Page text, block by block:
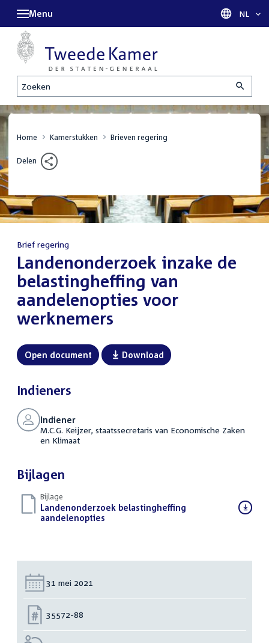
Zoeken
Menu Taal
NL
Home Kamerstukken Brieven regering
Delen
Brief regering
:Landenonderzoek inzake de
belastingheffing van
aandelenopties voor
werknemers
Open document Download
Indieners
Indiener
M.C.G. Keijzer, staatssecretaris van Economische Zaken
en Klimaat
Bijlagen
Bijlage
Download
bestand:
Landenonderzoek belastingheffing
aandelenopties
Datum:
31 mei 2021
Nummer:
35572-88